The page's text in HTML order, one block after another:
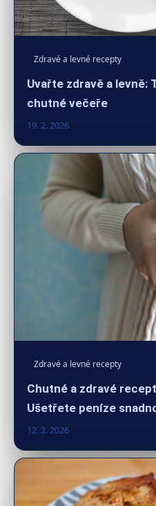
Zdravé a levné recepty
Uvařte zdravě a levně:
chutné večeře
19. 2. 2026
Zdravé a levné recepty
Chutné a zdravé
Ušetřete peníze
12. 2. 2026